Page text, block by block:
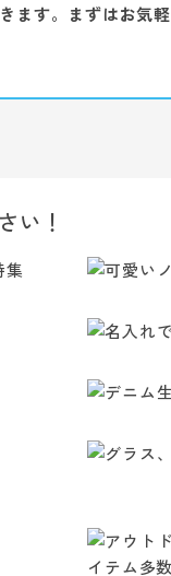
す。まずはお気
い！